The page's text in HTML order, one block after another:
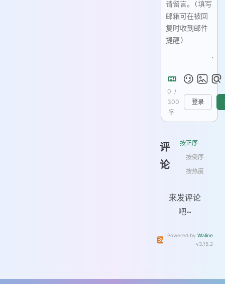
0 /
300
字
登录
评
论
按正序
按倒序
按热度
来发评论
吧~
订阅本文评论
Powered by Waline
v3.15.2